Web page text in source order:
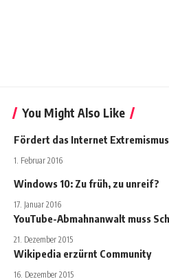
You Might Also Like
Fördert das Internet
1. Februar 2016
Windows 10: Zu früh, zu unreif?
17. Januar 2016
YouTube-Abmahnanwalt muss
21. Dezember 2015
Wikipedia erzürnt Community
16. Dezember 2015